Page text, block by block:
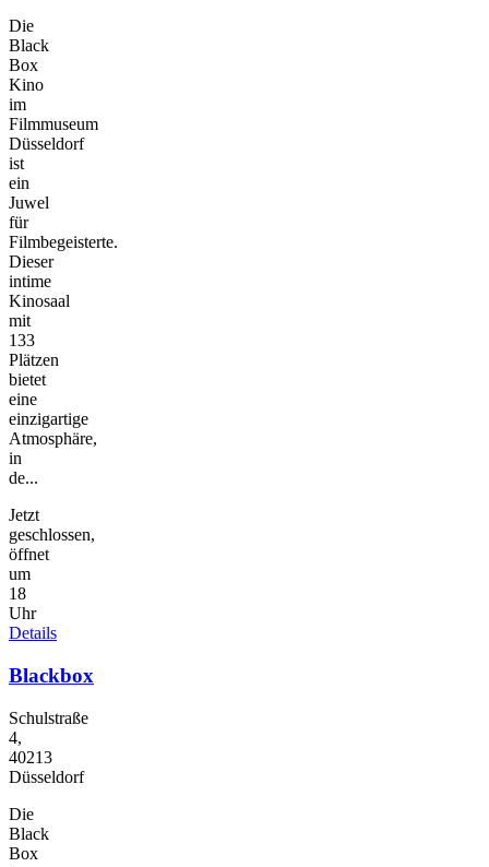
Die
Black
Box
Kino
im
Filmmuseum
Düsseldorf
ist
ein
Juwel
für
Filmbegeisterte.
Dieser
intime
Kinosaal
mit
133
Plätzen
bietet
eine
einzigartige
Atmosphäre,
in
de...
Jetzt
geschlossen,
öffnet
um
18
Uhr
Details
Blackbox
Schulstraße
4,
40213
Düsseldorf
Die
Black
Box